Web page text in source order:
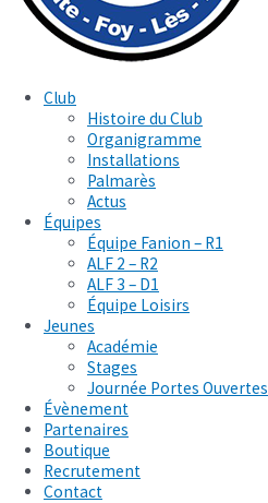
Club
Histoire du Club
Organigramme
Installations
Palmarès
Actus
Équipes
Équipe Fanion – R1
ALF 2 – R2
ALF 3 – D1
Équipe Loisirs
Jeunes
Académie
Stages
Journée Portes Ouvertes
Évènement
Partenaires
Boutique
Recrutement
Contact